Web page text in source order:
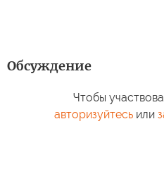
Обсуждение
Чтобы
авторизуйтесьили